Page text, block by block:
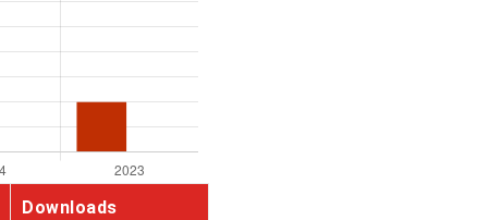
Downloads